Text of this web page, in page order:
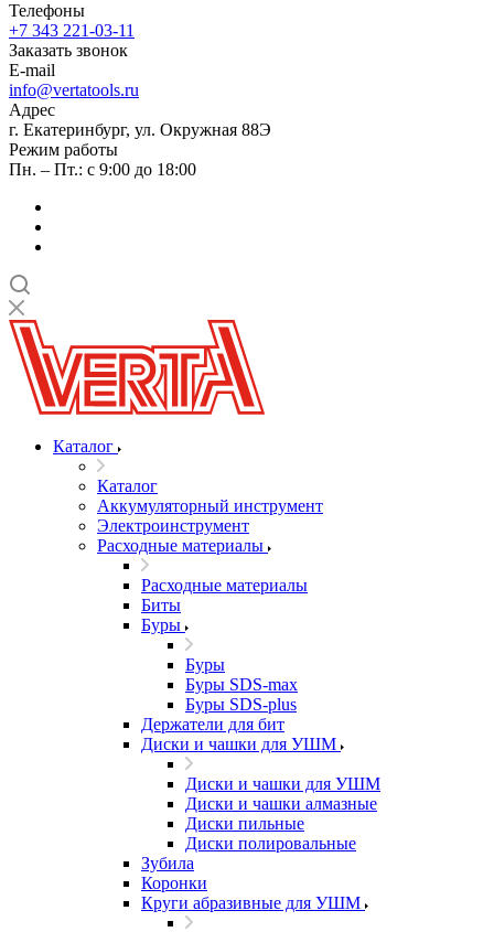
Телефоны
+7 343 221-03-11
Заказать звонок
E-mail
info@vertatools.ru
Адрес
г. Екатеринбург, ул. Окружная 88Э
Режим работы
Пн. – Пт.: с 9:00 до 18:00
Каталог
Каталог
Аккумуляторный инструмент
Электроинструмент
Расходные материалы
Расходные материалы
Биты
Буры
Буры
Буры SDS-max
Буры SDS-plus
Держатели для бит
Диски и чашки для УШМ
Диски и чашки для УШМ
Диски и чашки алмазные
Диски пильные
Диски полировальные
Зубила
Коронки
Круги абразивные для УШМ